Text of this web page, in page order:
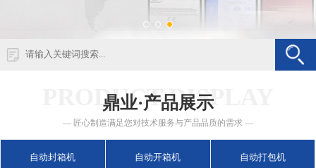
PRODUCT DISPLAY
鼎业·产品展示
— 匠心制造满足您对技术服务与产品品质的需求 —
自动封箱机 自动开箱机 自动打包机